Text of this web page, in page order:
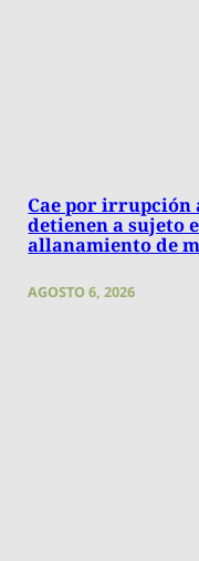
Cae por irrupción
detienen a sujeto
allanamiento de
AGOSTO 6, 2026